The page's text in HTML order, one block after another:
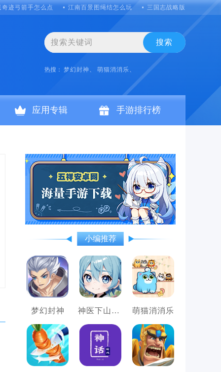
奇迹弓箭手怎么点 江南百景图绳结怎么玩 三国志战略版s1后期如何
搜索
热搜： 梦幻封神、 萌猫消消乐、
应用专辑 手游排行榜
小编推荐
梦幻封神 神医下山系统 萌猫消消乐